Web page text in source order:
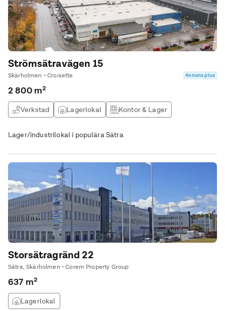
Strömsätravägen 15
Skärholmen • Croisette Annons plus
2 800 m²
Verkstad Lagerlokal
Kontor & Lager
Lager/industrilokal i populära Sätra
Storsätragränd 22
Sätra, Skärholmen • Corem Property Group
637 m²
Lagerlokal